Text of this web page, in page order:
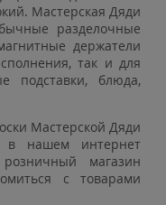
Мастерская Дяди
разделочные
держатели
так и для
подставки, блюда,
Мастерской Дяди
в нашем интернет
магазин
с товарами